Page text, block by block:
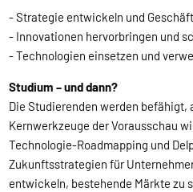
- Strategie entwickeln und
- Innovationen hervorbringen und
- Technologien einsetzen und
Studium – und dann?
Die Studierenden werden befähigt,
Kernwerkzeuge der Vorausschau
Technologie-Roadmapping und
Zukunftsstrategien für
entwickeln, bestehende Märkte zu